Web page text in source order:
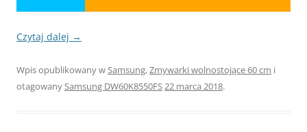
Czytaj dalej →
Wpis opublikowany wSamsung,Zmywarki wolnostojące 60 cm i
otagowanySamsung DW60K8550FS22 marca 2018.